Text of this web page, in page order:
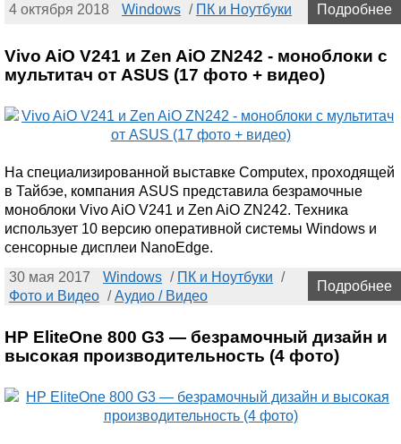
4 октября 2018 Windows / ПК и Ноутбуки Подробнее
Vivo AiO V241 и Zen AiO ZN242 - моноблоки с
мультитач от ASUS (17 фото + видео)
Hа специализированной выставке Computex, проходящей
в Тайбэе, компания ASUS представила безрамочные
моноблоки Vivo AiO V241 и Zen AiO ZN242. Техника
использует 10 версию оперативной системы Windows и
сенсорные дисплеи NanoEdge.
30 мая 2017
Windows / ПК и Ноутбуки /
Фото и Видео /Аудио / Видео
Подробнее
HP EliteOne 800 G3 — безрамочный дизайн и
высокая производительность (4 фото)